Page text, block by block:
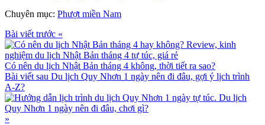
Chuyên mục: Phượt miền Nam
Bài viết trước «
Có nên du lịch Nhật Bản tháng 4 không, thời tiết ra sao?
Bài viết sau Du lịch Quy Nhơn 1 ngày nên đi đâu, gợi ý lịch trình
A-Z?
»